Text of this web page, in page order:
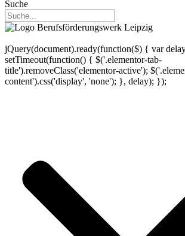
Suche
jQuery(document).ready(function($) { var
setTimeout(function() { $('.elementor-tab-
title').removeClass('elementor-active');
content').css('display', 'none'); }, delay); });